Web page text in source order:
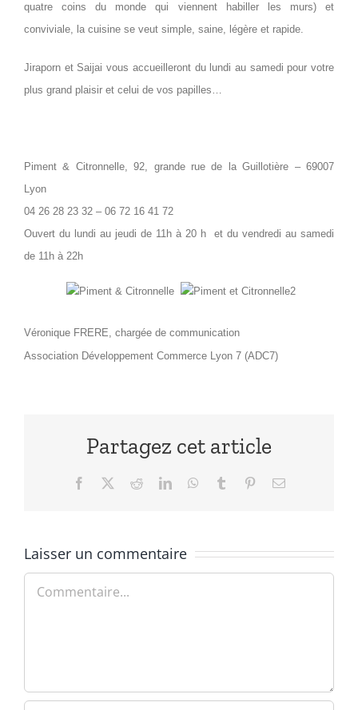
quatre coins du monde qui viennent habiller les murs) et
conviviale, la cuisine se veut simple, saine, légère et rapide.
Jiraporn et Saijai vous accueilleront du lundi au samedi pour votre
plus grand plaisir et celui de vos papilles…
Piment & Citronnelle,92, grande rue de la Guillotière – 69007
Lyon
04 26 28 23 32 – 06 72 16 41 72
Ouvert du lundi au jeudi de 11h à 20 h et du vendredi au samedi
de 11h à 22h
Véronique FRERE, chargée de communication
Association Développement Commerce Lyon 7 (ADC7)
Partagez cet article
Facebook RedditLinkedInWhatsApp
Tumblr PinterestEmail
Laisser un commentaire
Commentaire